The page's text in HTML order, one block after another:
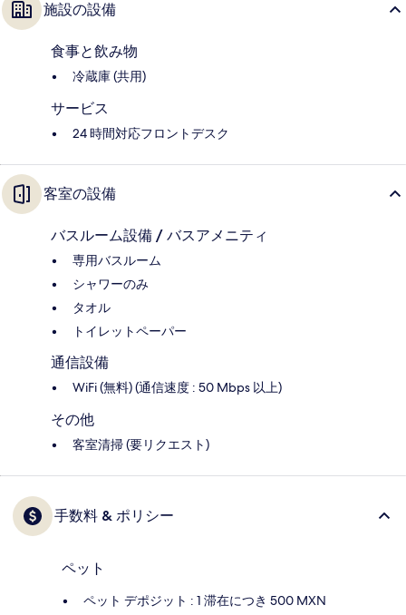
施設の設備
食事と飲み物
冷蔵庫 (共用)
サービス
24 時間対応フロントデスク
客室の設備
バスルーム設備 / バスアメニティ
専用バスルーム
シャワーのみ
タオル
トイレットペーパー
通信設備
WiFi (無料) (通信速度 : 50 Mbps 以上)
その他
客室清掃 (要リクエスト)
手数料 & ポリシー
ペット
ペット デポジット : 1 滞在につき 500 MXN